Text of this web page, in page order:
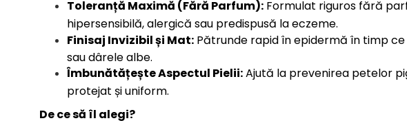
Toleranță Maximă (Fără Parfum): Formulat riguros fără
hipersensibilă, alergică sau predispusă la eczeme.
Finisaj Invizibil și Mat: Pătrunde rapid în epidermă în timp
sau dârele albe.
Îmbunătățește Aspectul Pielii:Ajută la prevenirea petelor
protejat și uniform.
De ce să îl alegi?